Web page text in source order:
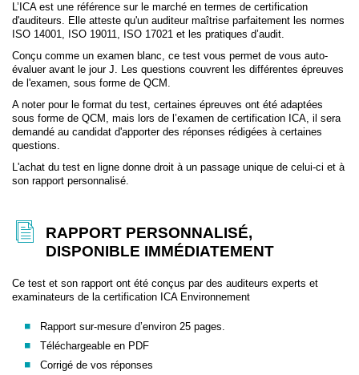
L’ICA est une référence sur le marché en termes de certification
d'auditeurs. Elle atteste qu'un auditeur maîtrise parfaitement les normes
ISO 14001, ISO 19011, ISO 17021 et les pratiques d’audit.
Conçu comme un examen blanc, ce test vous permet de vous auto-
évaluer avant le jour J. Les questions couvrent les différentes épreuves
de l'examen, sous forme de QCM.
A noter pour le format du test, certaines épreuves ont été adaptées
sous forme de QCM, mais lors de l’examen de certification ICA, il sera
demandé au candidat d'apporter des réponses rédigées à certaines
questions.
L'achat du test en ligne donne droit à un passage unique de celui-ci et à
son rapport personnalisé.
RAPPORT PERSONNALISÉ,
DISPONIBLE IMMÉDIATEMENT
Ce test et son rapport ont été conçus par des auditeurs experts et
examinateurs de la certification ICA Environnement
Rapport sur-mesure d’environ 25 pages.
Téléchargeable en PDF
Corrigé de vos réponses